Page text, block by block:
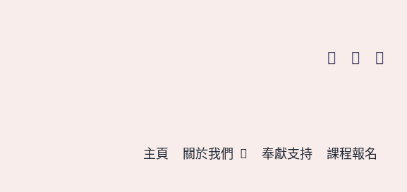
主頁 關於我們 奉獻支持 課程報名